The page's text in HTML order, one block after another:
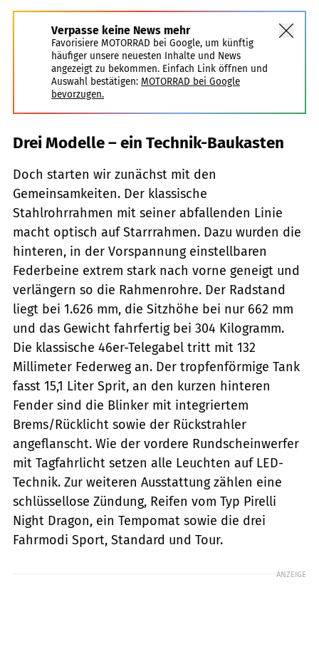
Verpasse keine News mehr
Favorisiere MOTORRAD bei Google, um künftig
häufiger unsere neuesten Inhalte und News
angezeigt zu bekommen. Einfach Link öffnen und
Auswahl bestätigen: MOTORRAD bei Google
bevorzugen.
Drei Modelle – ein Technik-Baukasten
Doch starten wir zunächst mit den
Gemeinsamkeiten. Der klassische
Stahlrohrrahmen mit seiner abfallenden Linie
macht optisch auf Starrrahmen. Dazu wurden die
hinteren, in der Vorspannung einstellbaren
Federbeine extrem stark nach vorne geneigt und
verlängern so die Rahmenrohre. Der Radstand
liegt bei 1.626 mm, die Sitzhöhe bei nur 662 mm
und das Gewicht fahrfertig bei 304 Kilogramm.
Die klassische 46er-Telegabel tritt mit 132
Millimeter Federweg an. Der tropfenförmige Tank
fasst 15,1 Liter Sprit, an den kurzen hinteren
Fender sind die Blinker mit integriertem
Brems/Rücklicht sowie der Rückstrahler
angeflanscht. Wie der vordere Rundscheinwerfer
mit Tagfahrlicht setzen alle Leuchten auf LED-
Technik. Zur weiteren Ausstattung zählen eine
schlüssellose Zündung, Reifen vom Typ Pirelli
Night Dragon, ein Tempomat sowie die drei
Fahrmodi Sport, Standard und Tour.
ANZEIGE